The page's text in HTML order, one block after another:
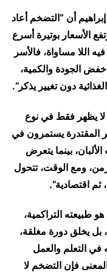
أن “التضخم أعاد
الأسعار بوتيرة أسرع
اللا مساواة، فالأسر
الجودة والكمية،
دون تغيير يذكر”.
لا يظهر فقط في نوع
المقتدرة يستمرون في
بينما يتعرض
ومع الوقت، تتحول
ثم اقتصادية”.
طبيعته التراكمية،
بل يخلق دورة مغلقة،
التعلم والعمل
المعنى فإن التضخم لا